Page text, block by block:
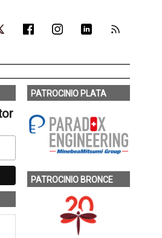
PATROCINIO PLATA
PATROCINIO BRONCE